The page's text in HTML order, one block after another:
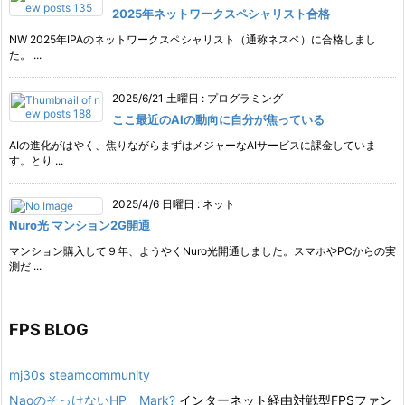
2025年ネットワークスペシャリスト合格
NW 2025年IPAのネットワークスペシャリスト（通称ネスペ）に合格しまし
た。 ...
2025/6/21 土曜日 : プログラミング
ここ最近のAIの動向に自分が焦っている
AIの進化がはやく、焦りながらまずはメジャーなAIサービスに課金していま
す。とり ...
2025/4/6 日曜日 : ネット
Nuro光 マンション2G開通
マンション購入して９年、ようやくNuro光開通しました。スマホやPCからの実
測だ ...
FPS BLOG
mj30s steamcommunity
NaoのそっけないHP Mark? インターネット経由対戦型FPSファン